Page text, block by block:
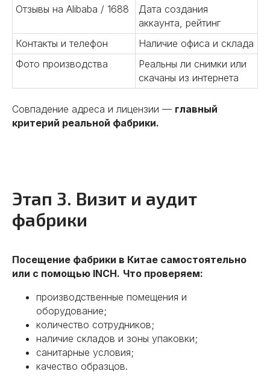
Отзывы на Alibaba / 1688
Дата создания
аккаунта, рейтинг
Контакты и телефон
Наличие офиса и склада
Фото производства
Реальны ли снимки или
скачаны из интернета
Совпадение адреса и лицензии — главный
критерий реальной фабрики.
Этап 3. Визит и аудит
фабрики
Посещение фабрики в Китае самостоятельно
или с помощью INCH. Что проверяем:
производственные помещения и
оборудование;
количество сотрудников;
наличие складов и зоны упаковки;
санитарные условия;
качество образцов.